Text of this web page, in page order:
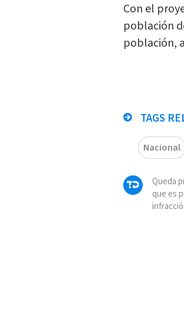
Con el
población
población,
TAGS
Nacional
Queda
que es